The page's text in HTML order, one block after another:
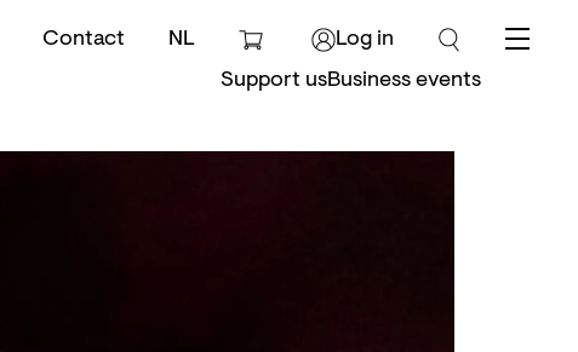
Contact NL
Log in
Support usBusiness events